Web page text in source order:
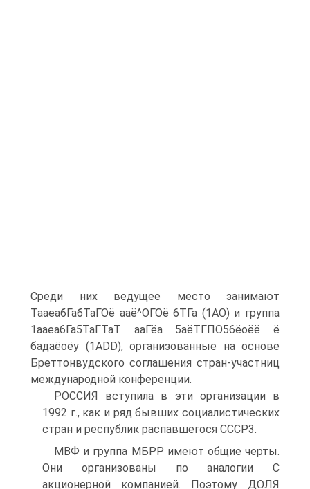
Среди них ведущее место занимают
ТааеабГабТаГОё ааё^ОГОё 6ТГа (1АО) и группа
1ааеа6Га5ТаГТаТ ааГёа 5аёТГПО56ёоёё ё
бадаёоёу (1ADD), организованные на основе
Бреттонвудского соглашения стран-участниц
международной конференции.
РОССИЯ вступила в эти организации в
1992 г., как и ряд бывших социалистических
стран и республик распавшегося СССР3.
МВФ и группа МБРР имеют общие черты.
Они организованы по аналогии С
акционерной компанией. Поэтому ДОЛЯ